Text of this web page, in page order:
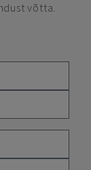
võtta.